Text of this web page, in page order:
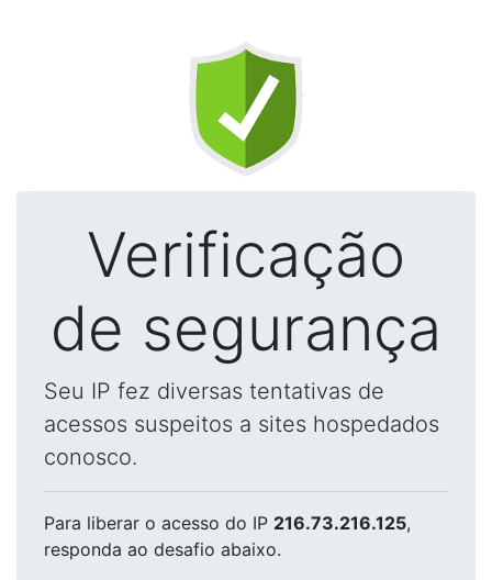
Verificação
de segurança
Seu IP fez diversas tentativas de
acessos suspeitos a sites hospedados
conosco.
Para liberar o acesso do IP 216.73.216.125,
responda ao desafio abaixo.